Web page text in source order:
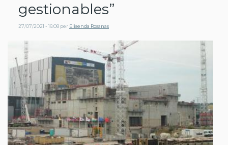
gestionables”
27/07/2021 - 16:08 per Elisenda Rosanas